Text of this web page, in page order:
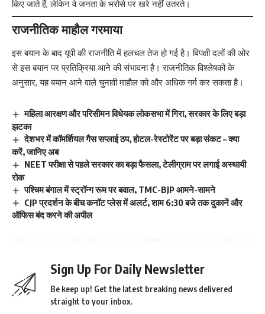
किए जाते हैं, लेकिन वे जनता के भरोसे पर खरे नहीं उतरते।
राजनीतिक माहौल गरमाया
इस बयान के बाद यूपी की राजनीति में हलचल तेज हो गई है। विपक्षी दलों की ओर
से इस बयान पर प्रतिक्रिया आने की संभावना है। राजनीतिक विश्लेषकों के
अनुसार, यह बयान आने वाले चुनावी माहौल को और अधिक गर्म कर सकता है।
महिला आरक्षण और परिसीमन विधेयक लोकसभा में गिरा, सरकार के लिए बड़ा
झटका
देशभर में कॉमर्शियल गैस सप्लाई ठप, होटल-रेस्टोरेंट पर बड़ा संकट – क्या
करें, जानिए अब
NEET परीक्षा से पहले सरकार का बड़ा फैसला, टेलीग्राम पर लगाई अस्थायी
रोक
पश्चिम बंगाल में स्ट्रॉन्ग रूम पर बवाल, TMC-BJP आमने-सामने
CJP प्रदर्शन के बीच कनॉट प्लेस में अलर्ट, शाम 6:30 बजे तक दुकानें और
ऑफिस बंद करने की अपील
Sign Up For Daily Newsletter
Be keep up! Get the latest breaking news delivered
straight to your inbox.